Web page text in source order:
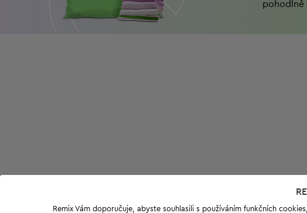
pohodlně
Remix Vám doporučuje, abyste souhlasili s používáním funkčních